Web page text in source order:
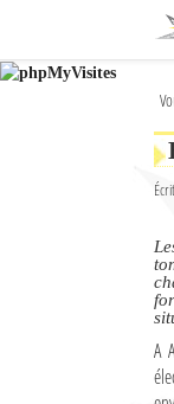
L'actualité à Diego
A